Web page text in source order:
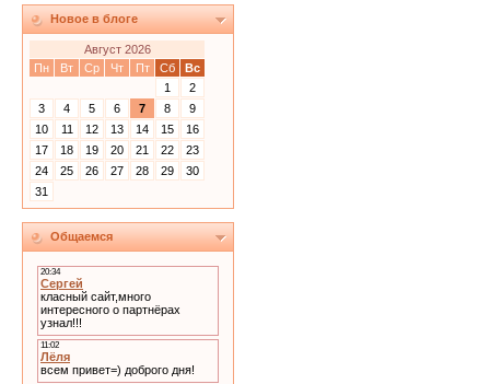
Новое в блоге
Август 2026
Пн
Вт Ср Чт Пт Сб
Вс
1
2
3
4 5 6 7 8
9
10
11 12 13 14 15
16
17
18 19 20 21 22
23
24
25 26 27 28 29
30
31
Общаемся